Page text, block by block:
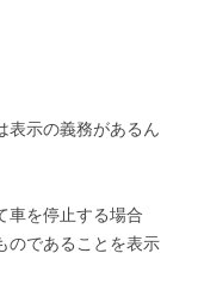
表示の義務があるん
車を停止する場合
のであることを表示